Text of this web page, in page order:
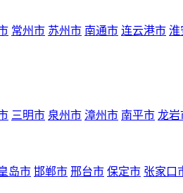
常州市 苏州市 南通市 连云港市 淮
三明市 泉州市 漳州市 南平市 龙岩
岛市 邯郸市 邢台市 保定市 张家口